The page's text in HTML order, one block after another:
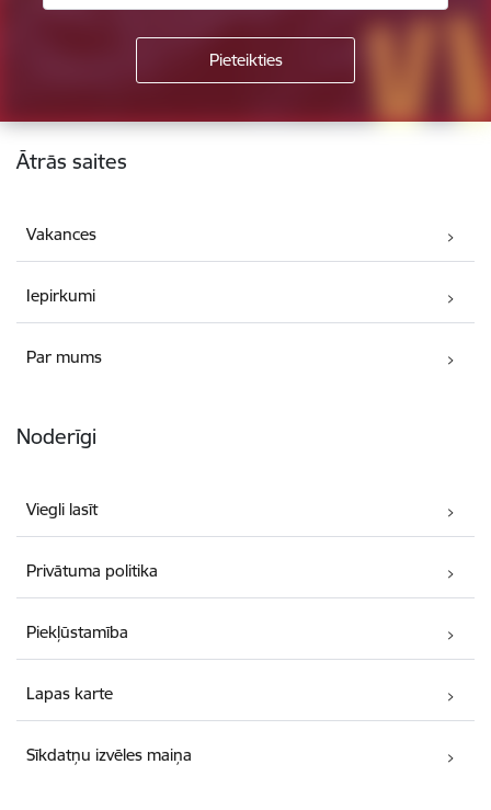
Kājene
Ātrās saites
Vakances
Iepirkumi
Par mums
Noderīgi
Viegli lasīt
Privātuma politika
Piekļūstamība
Lapas karte
Sīkdatņu izvēles maiņa